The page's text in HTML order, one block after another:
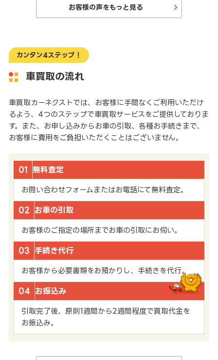
お客様の声をもっと見る
カンタン4ステップ！
車買取の流れ
車買取カーネクストでは、お客様に手間なくご利用いただけ
るよう、4つのステップで車買取サービスをご提供しておりま
す。また、お申し込みからお車の引取、各種お手続きまで、
お客様に費用をご負担いただくことはございません。
01 無料査定
お問い合わせフォームまたはお電話にて無料査定。
02 お車の引取
お客様のご指定の場所までお車の引取にお伺い。
03 手続き代行
お客様から必要書類をお預かりし、手続きを代行。
04 お振込み
引取完了後、原則1週間から2週間程度で買取代金を
お振込み。